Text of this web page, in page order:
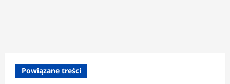
Powiązane treści